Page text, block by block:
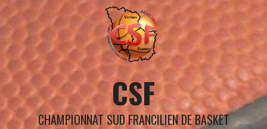
Aller
au
CSF
CHAMPIONNAT SUD FRANCILIEN DE BASKET